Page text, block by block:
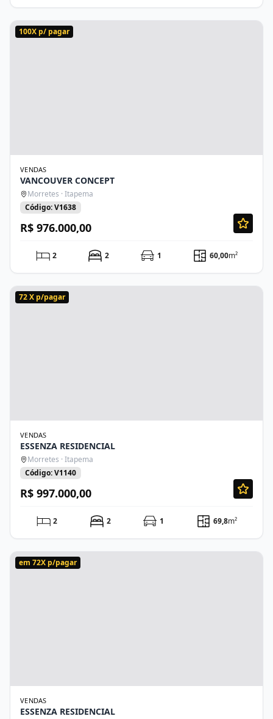
100X p/ pagar
VENDAS
VANCOUVER CONCEPT
Morretes · Itapema
Código: V1638
R$ 976.000,00
2 2 1 60,00m²
72 X p/pagar
VENDAS
ESSENZA RESIDENCIAL
Morretes · Itapema
Código: V1140
R$ 997.000,00
2 2 1 69,8m²
em 72X p/pagar
VENDAS
ESSENZA RESIDENCIAL